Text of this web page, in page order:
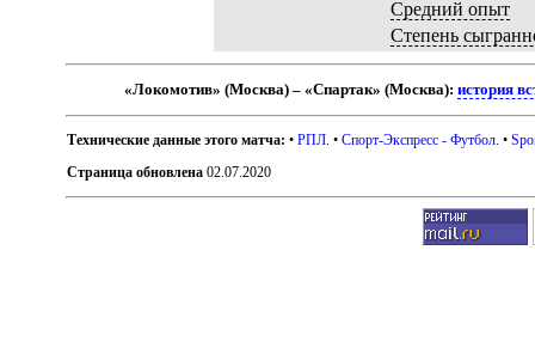
Средний опыт
Степень
«Локомотив» (Москва) – «Спартак» (Москва):история
Технические данные этого матча: •РПЛ . •Спорт-Экспресс - Футбол . •
Страница обновлена 02.07.2020